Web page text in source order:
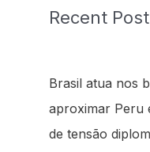
Recent Post
Brasil atua nos
aproximar Peru
de tensão